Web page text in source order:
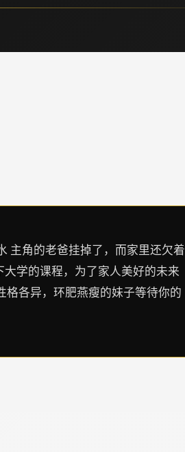
主角的老爸挂掉了，而家里还欠着
学的课程，为了家人美好的未来
各异，环肥燕瘦的妹子等待你的